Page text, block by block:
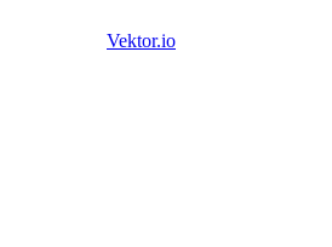
Vektor.io